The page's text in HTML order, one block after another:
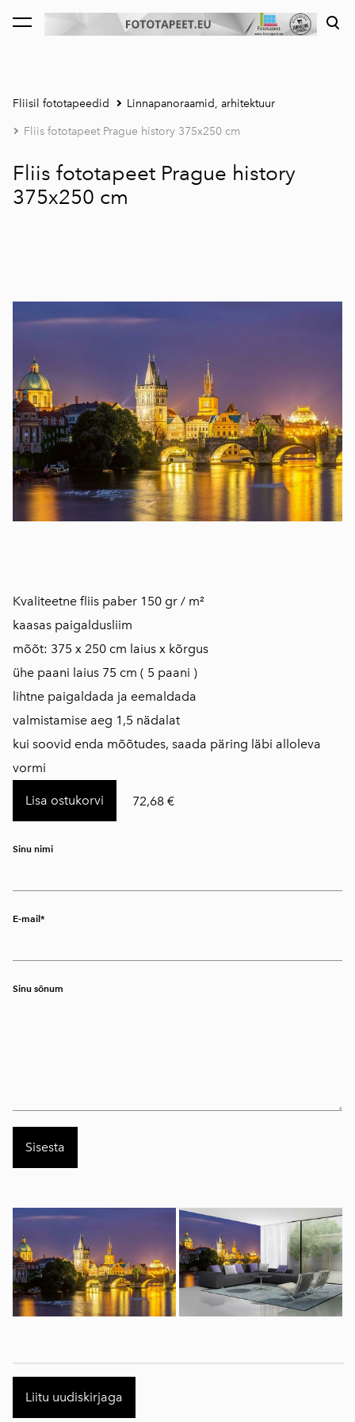
lisati ostukorvi. Vaata ostukorvi
Fliisil fototapeedid Linnapanoraamid, arhitektuur
Fliis fototapeet Prague history 375x250 cm
Fliis fototapeet Prague history
375x250 cm
Kvaliteetne fliis paber 150 gr / m²
kaasas paigaldusliim
mõõt: 375 x 250 cm laius x kõrgus
ühe paani laius 75 cm ( 5 paani )
lihtne paigaldada ja eemaldada
​valmistamise aeg 1,5 nädalat
kui soovid enda mõõtudes, saada päring läbi alloleva
vormi
Lisa ostukorvi 72,68 €
Sinu nimi
E-mail
Sinu sõnum
Liitu uudiskirjaga